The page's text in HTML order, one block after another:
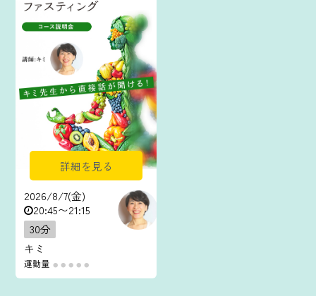
詳細を見る
2026/8/7(金)
20:45〜21:15
30分
キミ
運動量 ● ● ● ● ●